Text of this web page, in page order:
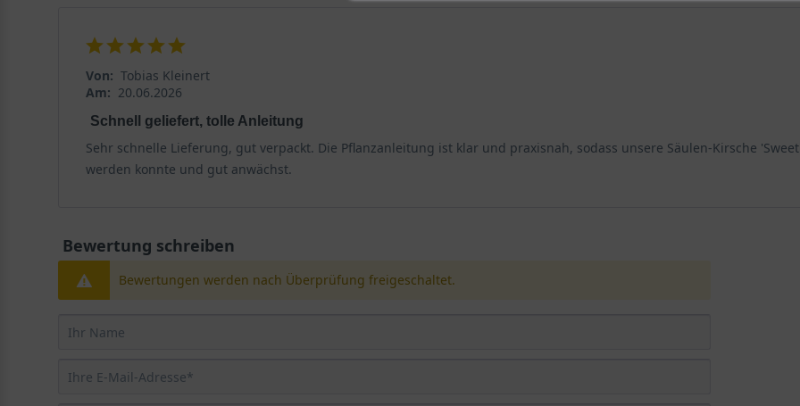
Von: Tobias Kleinert
Am: 20.06.2026
Schnell geliefert, tolle Anleitung
Sehr schnelle Lieferung, gut verpackt. Die Pflanzanleitung ist klar und praxisnah, sodass unsere Säulen-Kirsche
werden konnte und gut anwächst.
Bewertung schreiben
Bewertungen werden nach Überprüfung freigeschaltet.